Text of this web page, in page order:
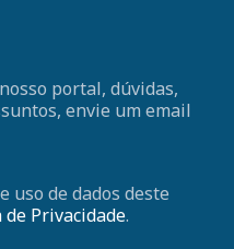
portal, dúvidas,
envie um email
uso de dados deste
de Privacidade.